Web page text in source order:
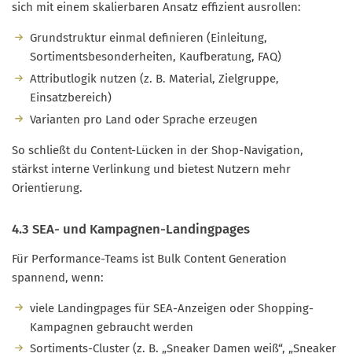
sich mit einem skalierbaren Ansatz effizient ausrollen:
Grundstruktur einmal definieren (Einleitung,
Sortimentsbesonderheiten, Kaufberatung, FAQ)
Attributlogik nutzen (z. B. Material, Zielgruppe,
Einsatzbereich)
Varianten pro Land oder Sprache erzeugen
So schließt du Content-Lücken in der Shop-Navigation,
stärkst interne Verlinkung und bietest Nutzern mehr
Orientierung.
4.3 SEA- und Kampagnen-Landingpages
Für Performance-Teams ist Bulk Content Generation
spannend, wenn:
viele Landingpages für SEA-Anzeigen oder Shopping-
Kampagnen gebraucht werden
Sortiments-Cluster (z. B. „Sneaker Damen weiß“, „Sneaker